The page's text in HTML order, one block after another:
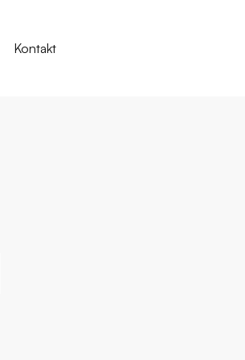
Kontakt